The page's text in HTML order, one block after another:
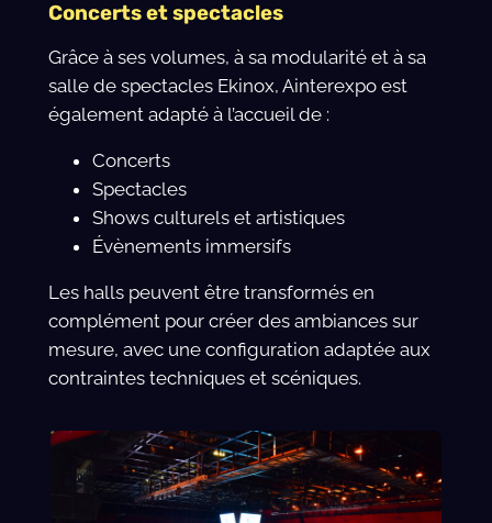
Concerts et spectacles
Grâce à ses volumes, à sa modularité et à sa
salle de spectacles Ekinox, Ainterexpo est
également adapté à l’accueil de :
Concerts
Spectacles
Shows culturels et artistiques
Évènements immersifs
Les halls peuvent être transformés en
complément pour créer des ambiances sur
mesure, avec une configuration adaptée aux
contraintes techniques et scéniques.